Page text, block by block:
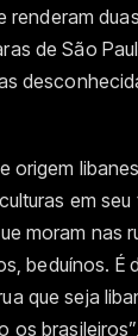
renderam
de São
origem
em seu
moram nas
beduínos. É
que seja
os